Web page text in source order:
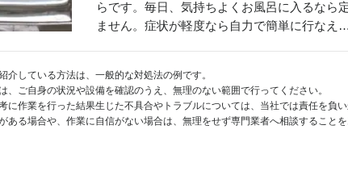
らです。毎日、気持ちよくお風呂に入るなら
ません。症状が軽度なら自力で簡単に行なえ…
介している方法は、一般的な対処法の例です。
、ご自身の状況や設備を確認のうえ、無理のない範囲で行ってください。
に作業を行った結果生じた不具合やトラブルについては、当社では責任を負い
ある場合や、作業に自信がない場合は、無理をせず専門業者へ相談することを